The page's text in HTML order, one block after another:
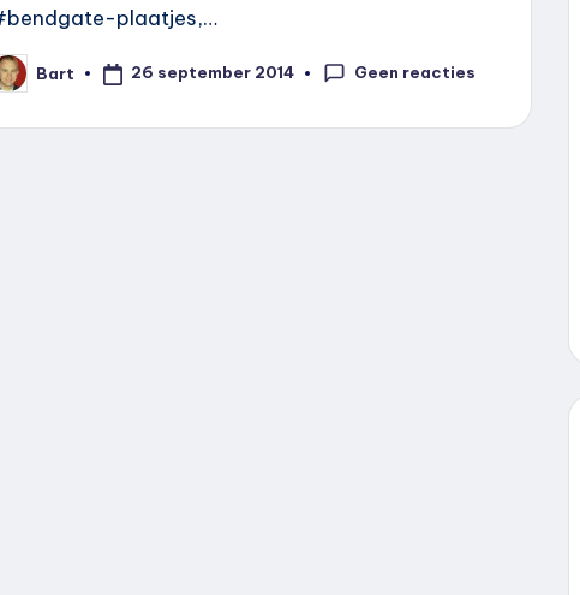
plaatjes,…
Bart 26 september 2014 Geen reacties